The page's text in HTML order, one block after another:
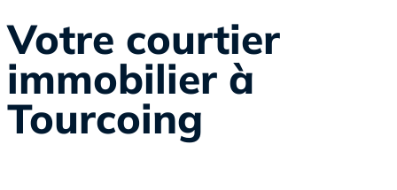
Votre courtier
immobilier à
Tourcoing